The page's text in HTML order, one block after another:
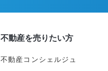
不動産を売りたい方
不動産コンシェルジュ